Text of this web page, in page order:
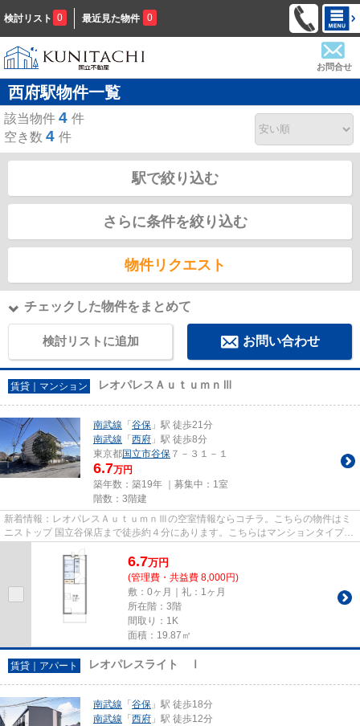
検討リスト 0 最近見た物件 0
お問合せ
西府駅物件一覧
該当物件 4 件
空き数 4 件
駅で絞り込む
さらに条件を絞り込む
物件リクエスト
チェックした物件をまとめて
検討リストに追加 お問い合わせ
賃貸｜マンション レオパレスＡｕｔｕｍｎⅢ
南武線 「 谷保 」駅 徒歩21分
南武線 「 西府 」駅 徒歩8分
東京都国立市谷保 ７－３１－１
6.7万円
築年数：築19年 ｜募集中： 1室
階数：3階建
新着情報：レオパレスＡｕｔｕｍｎⅢの空室情報ならコチラ。こちらの物件はミ
ニストップ 国立谷保店まで徒歩約４分にあります。こちらはマンションタイプに
6.7万円
(管理費・共益費 8,000円)
敷：0ヶ月｜礼：1ヶ月
所在階：3階
間取り：1K
面積：19.87㎡
賃貸｜アパート レオパレスライト Ⅰ
南武線 「 谷保 」駅 徒歩18分
南武線 「 西府 」駅 徒歩12分